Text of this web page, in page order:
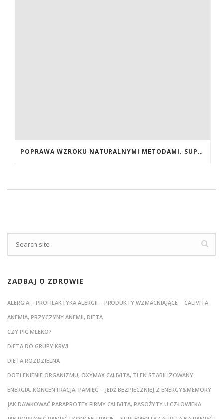
POPRAWA WZROKU NATURALNYMI METODAMI. SUPLEMENTY CALIVITA NA POPRAWĘ WZROKU
ZADBAJ O ZDROWIE
ALERGIA – PROFILAKTYKA ALERGII – PRODUKTY WZMACNIAJĄCE – CALIVITA
ANEMIA, PRZYCZYNY ANEMII, DIETA
CZY PIĆ MLEKO?
DIETA DO GRUPY KRWI
DIETA ROZDZIELNA
DOTLENIENIE ORGANIZMU, OXYMAX CALIVITA, TLEN STABILIZOWANY
ENERGIA, KONCENTRACJA, PAMIĘĆ – JEDŹ BEZPIECZNIEJ Z ENERGY&MEMORY
JAK DAWKOWAĆ PARAPROTEX FIRMY CALIVITA, PASOŻYTY U CZŁOWIEKA